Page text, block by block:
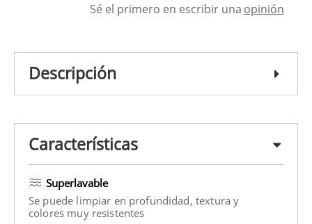
Sé el primero en escribir una opinión
Descripción
Características
Superlavable
Se puede limpiar en profundidad, textura y
colores muy resistentes